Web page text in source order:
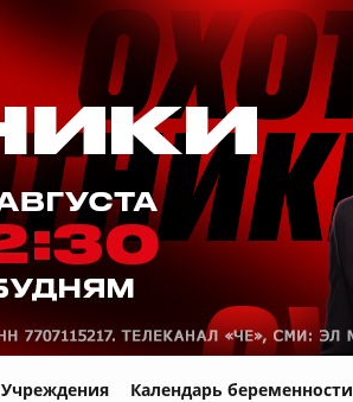
Учреждения Календарь беременности